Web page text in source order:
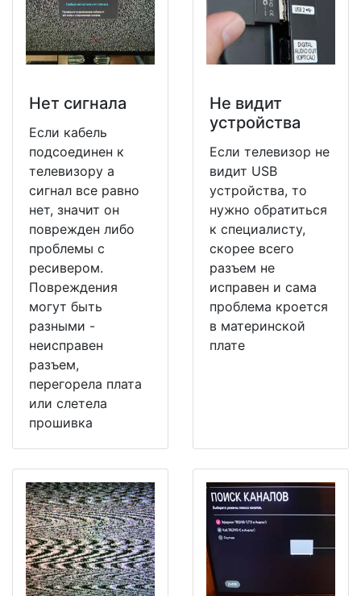
Нет сигнала
Если кабель
подсоединен к
телевизору а
сигнал все равно
нет, значит он
поврежден либо
проблемы с
ресивером.
Повреждения
могут быть
разными -
неисправен
разъем,
перегорела плата
или слетела
прошивка
Не видит
устройства
Если телевизор не
видит USB
устройства, то
нужно обратиться
к специалисту,
скорее всего
разъем не
исправен и сама
проблема кроется
в материнской
плате